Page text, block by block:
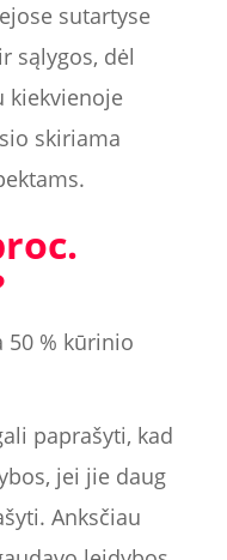
sutartyse
sąlygos, dėl
kiekvienoje
skiriama
50 % kūrinio
paprašyti, kad
jei jie daug
Anksčiau